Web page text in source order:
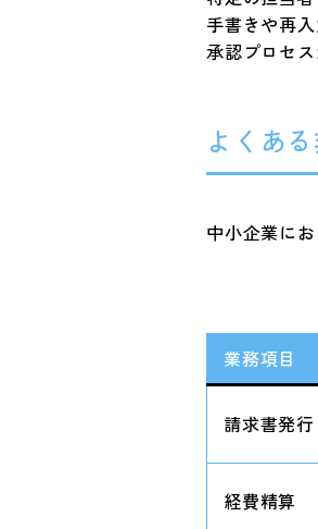
手書きや再
承認プロセ
よくあ
中小企業に
業務項目
請求書発行
経費精算